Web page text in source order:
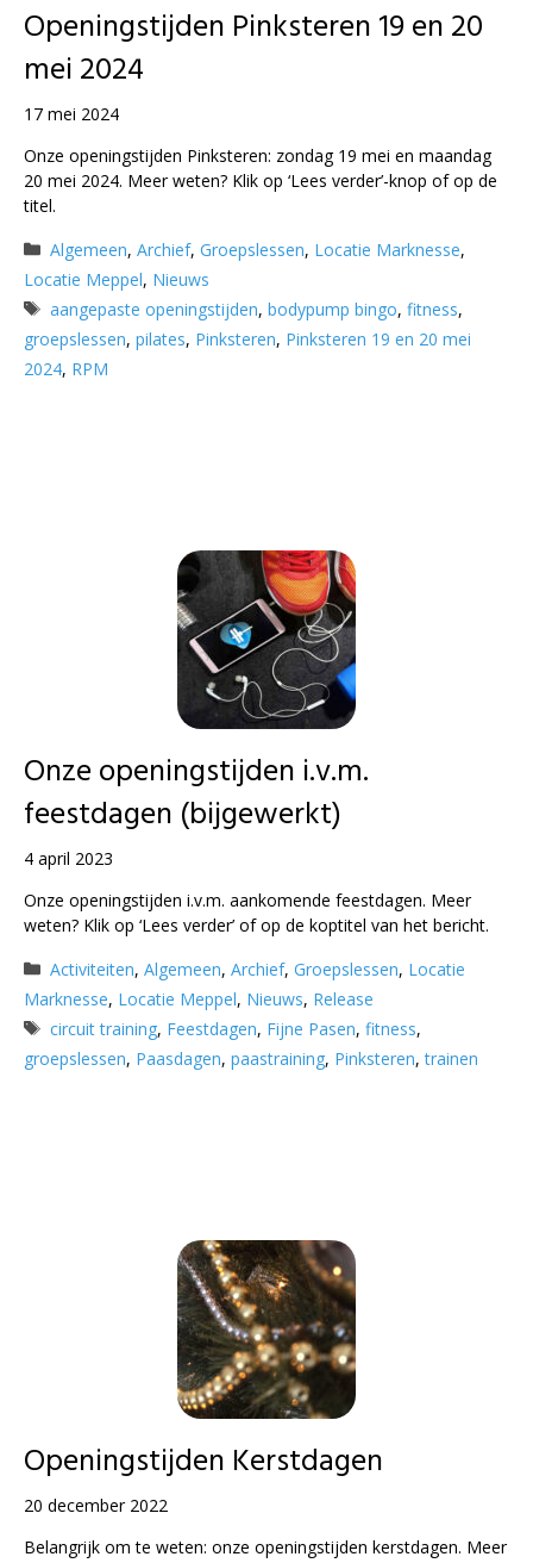
Openingstijden Pinksteren 19 en 20
mei 2024
17 mei 2024
Onze openingstijden Pinksteren: zondag 19 mei en maandag
20 mei 2024. Meer weten? Klik op ‘Lees verder’-knop of op de
titel.
Categorieën
Algemeen,Archief,Groepslessen, Locatie Marknesse,
Locatie Meppel, Nieuws
Tags
aangepaste openingstijden,bodypump bingo,fitness,
groepslessen, pilates, Pinksteren, Pinksteren 19 en 20 mei
2024, RPM
Onze openingstijden i.v.m.
feestdagen (bijgewerkt)
4 april 2023
Onze openingstijden i.v.m. aankomende feestdagen. Meer
weten? Klik op ‘Lees verder’ of op de koptitel van het bericht.
Categorieën
Activiteiten,Algemeen,Archief,Groepslessen, Locatie
Marknesse, Locatie Meppel, Nieuws, Release
Tags
circuit training, Feestdagen, Fijne Pasen,fitness,
groepslessen, Paasdagen, paastraining, Pinksteren,trainen
Openingstijden Kerstdagen
20 december 2022
Belangrijk om te weten: onze openingstijden kerstdagen. Meer